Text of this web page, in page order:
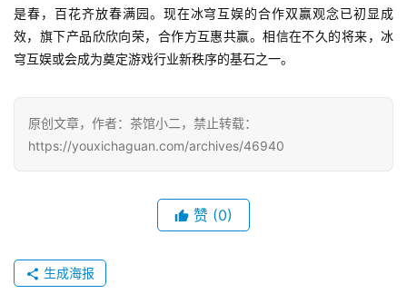
接
会
海
站
(
中
是春，百花齐放春满园。现在冰穹互娱的合作双赢观念已初显成
效，旗下产品欣欣向荣，合作方互惠共赢。相信在不久的将来，冰
穹互娱或会成为奠定游戏行业新秩序的基石之一。
原创文章，作者：茶馆小二，禁止转载：
https://youxichaguan.com/archives/46940
赞 (0)
生成海报